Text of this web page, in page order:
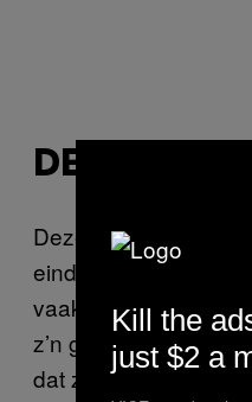
DE
Deze klant boekt een
einde van zijn
vaak een dubbele
z’n getuige
dat ze een
Kill the
just $2 a